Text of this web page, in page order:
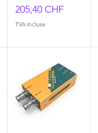
Prix
205,40 CHF
TVA Incluse